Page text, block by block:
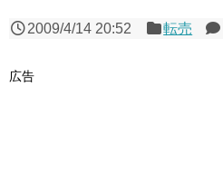
2009/4/14 20:52 転売
広告